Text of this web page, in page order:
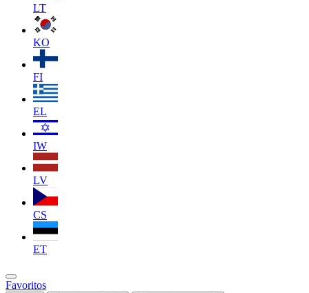
LT
KO
FI
EL
IW
LV
CS
ET
Favoritos